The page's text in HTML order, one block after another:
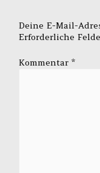
Deine E-Mail-
Erforderliche
Kommentar*